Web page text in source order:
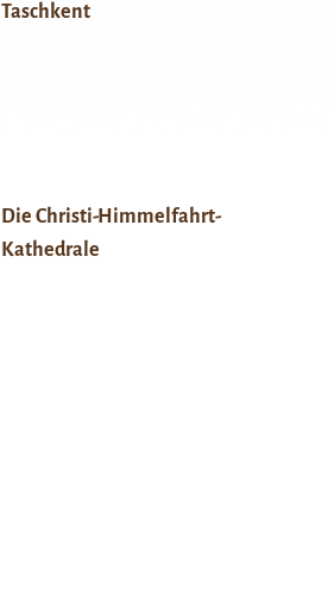
Taschkent
Die Christi-Himmelfahrt-
Kathedrale